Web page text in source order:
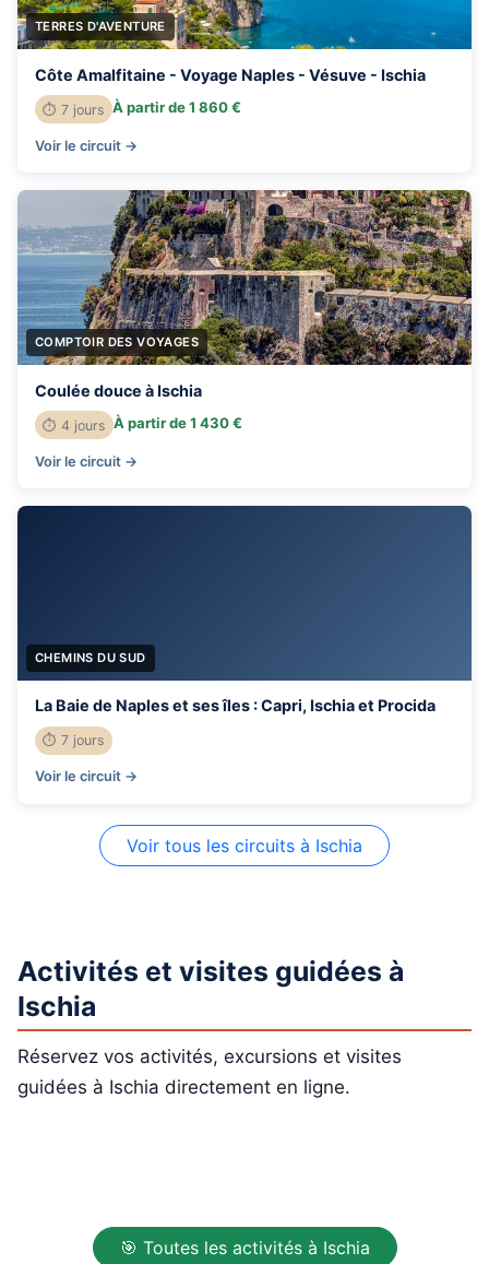
TERRES D'AVENTURE
Côte Amalfitaine - Voyage Naples - Vésuve - Ischia
⏱ 7 jours À partir de 1 860 €
Voir le circuit →
COMPTOIR DES VOYAGES
Coulée douce à Ischia
⏱ 4 jours À partir de 1 430 €
Voir le circuit →
CHEMINS DU SUD
La Baie de Naples et ses îles : Capri, Ischia et Procida
⏱ 7 jours
Voir le circuit →
Voir tous les circuits à Ischia
Activités et visites guidées à
Ischia
Réservez vos activités, excursions et visites
guidées à Ischia directement en ligne.
🎯 Toutes les activités à Ischia